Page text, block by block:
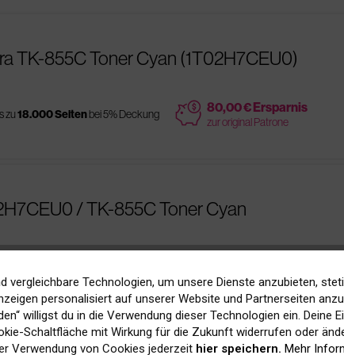
TK-855C Toner Cyan (1T02H7CEU0)
zu18.000 Seitenbei 5% Deckung price 80,00 € Ersparnis
zur original Patrone
/ TK-855C Toner Cyan
vergleichbare Technologien, um unsere Dienste anzubieten,
personalisiert auf unserer Website und Partnerseiten
willigst du in die Verwendung dieser Technologien ein. Deine
Schaltfläche mit Wirkung für die Zukunft widerrufen oder
Verwendung von Cookies jederzeit hier speichern. Mehr